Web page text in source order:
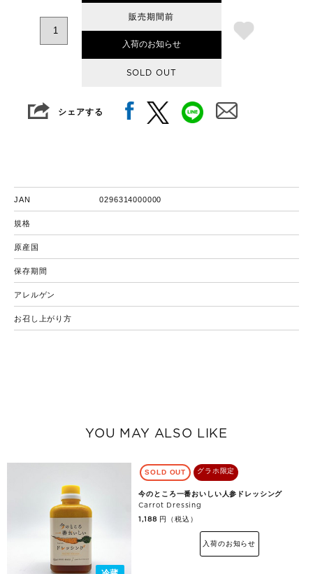
販売期間前
入荷のお知らせ
SOLD OUT
シェアする
JAN 0296314000000
規格
原産国
保存期間
アレルゲン
お召し上がり方
YOU MAY ALSO LIKE
SOLD OUT グラホ限定
今のところ一番おいしい人参ドレッシング
Carrot Dressing
1,188 円（税込）
入荷のお知らせ